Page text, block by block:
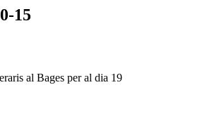
15
al Bages per al dia 19